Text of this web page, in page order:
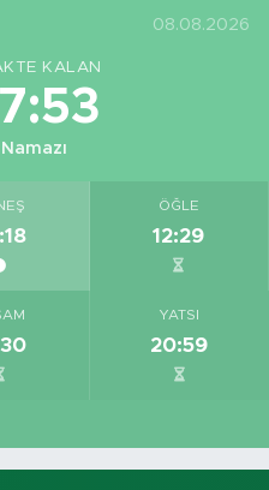
08.08.2026
KALAN
ÖĞLE
12:29
YATSI
20:59